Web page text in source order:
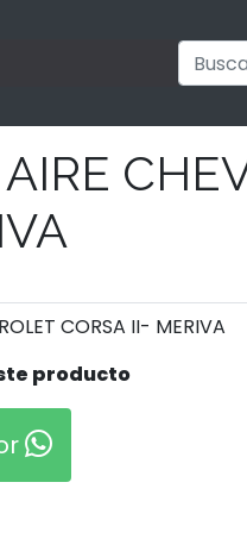
CORSA II- MERIVA
producto